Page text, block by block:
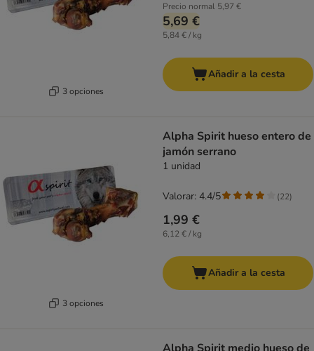
3 opciones
Precio normal 5,97 €
5,69 €
5,84 € / kg
Añadir a la cesta
3 opciones
Alpha Spirit hueso entero de
jamón serrano
1 unidad
1,99 €
6,12 € / kg
Valorar: 4.4/5 (22)
Añadir a la cesta